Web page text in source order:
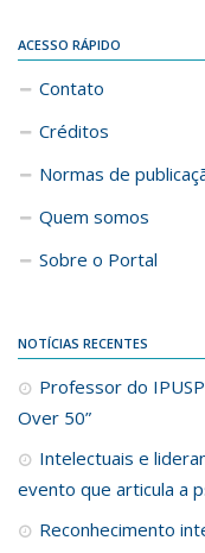
ACESSO RÁPIDO
Contato
Créditos
Normas de
Quem somos
Sobre o Portal
NOTÍCIAS RECENTES
Professor do
Over 50”
Intelectuais e
evento que articula a
Reconhecimento